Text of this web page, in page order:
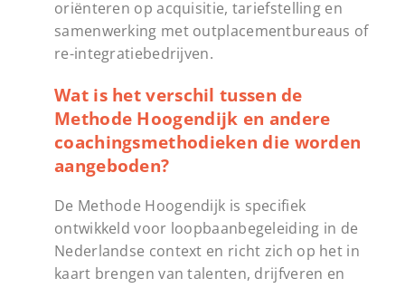
oriënteren op acquisitie, tariefstelling en
samenwerking met outplacementbureaus of
re-integratiebedrijven.
Wat is het verschil tussen de
Methode Hoogendijk en andere
coachingsmethodieken die worden
aangeboden?
De Methode Hoogendijk is specifiek
ontwikkeld voor loopbaanbegeleiding in de
Nederlandse context en richt zich op het in
kaart brengen van talenten, drijfveren en